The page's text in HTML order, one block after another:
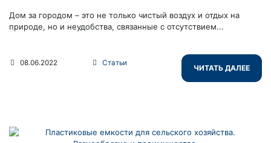
Дом за городом – это не только чистый воздух и отдых на
природе, но и неудобства, связанные с отсутствием...
08.06.2022 Статьи
ЧИТАТЬ ДАЛЕЕ